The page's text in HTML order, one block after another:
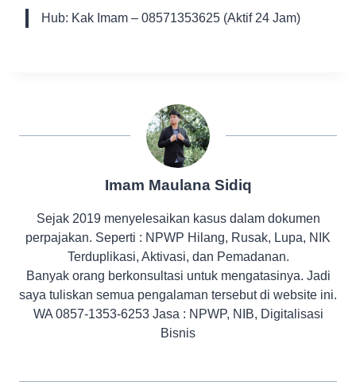
Hub: Kak Imam – 08571353625 (Aktif 24 Jam)
Imam Maulana Sidiq
Sejak 2019 menyelesaikan kasus dalam dokumen
perpajakan. Seperti : NPWP Hilang, Rusak, Lupa, NIK
Terduplikasi, Aktivasi, dan Pemadanan.
Banyak orang berkonsultasi untuk mengatasinya. Jadi
saya tuliskan semua pengalaman tersebut di website ini.
WA 0857-1353-6253 Jasa : NPWP, NIB, Digitalisasi
Bisnis